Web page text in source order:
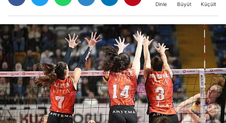
Dinle Büyüt Küçült